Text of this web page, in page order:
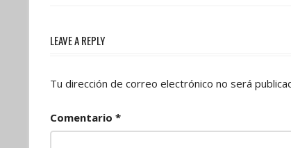
entradas
LEAVE A REPLY
Tu dirección de correo electrónico no será
Comentario *